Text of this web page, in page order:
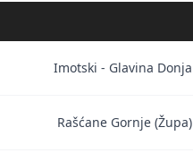
Imotski - Glavina Donja
Rašćane Gornje (Župa)